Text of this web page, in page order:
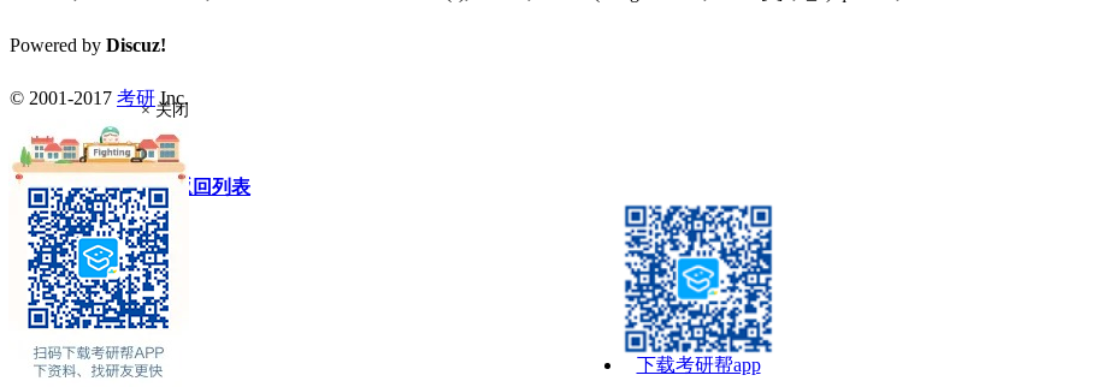
Powered by Discuz!
© 2001-2017 考研Inc.
快速回复 返回顶部 返回列表
下载考研帮app
× 关闭